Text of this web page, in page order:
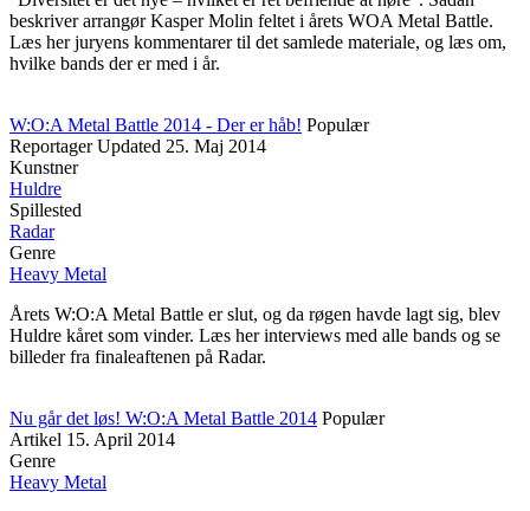
beskriver arrangør Kasper Molin feltet i årets WOA Metal Battle.
Læs her juryens kommentarer til det samlede materiale, og læs om,
hvilke bands der er med i år.
W:O:A Metal Battle 2014 - Der er håb! Populær
Reportager Updated 25. Maj 2014
Kunstner
Huldre
Spillested
Radar
Genre
Heavy Metal
Årets W:O:A Metal Battle er slut, og da røgen havde lagt sig, blev
Huldre kåret som vinder. Læs her interviews med alle bands og se
billeder fra finaleaftenen på Radar.
Nu går det løs! W:O:A Metal Battle 2014 Populær
Artikel 15. April 2014
Genre
Heavy Metal